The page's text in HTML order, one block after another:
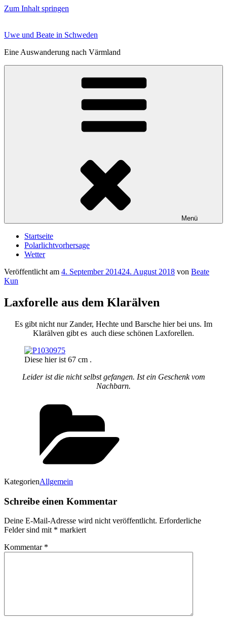
Zum Inhalt springen
Uwe und Beate in Schweden
Eine Auswanderung nach Värmland
Menü
Startseite
Polarlichtvorhersage
Wetter
Veröffentlicht am 4. September 201424. August 2018 von Beate
Kun
Laxforelle aus dem Klarälven
Es gibt nicht nur Zander, Hechte und Barsche hier bei uns. Im
Klarälven gibt es auch diese schönen Laxforellen.
Diese hier ist 67 cm .
Leider ist die nicht selbst gefangen. Ist ein Geschenk vom
Nachbarn.
KategorienAllgemein
Schreibe einen Kommentar
Deine E-Mail-Adresse wird nicht veröffentlicht. Erforderliche
Felder sind mit * markiert
Kommentar *